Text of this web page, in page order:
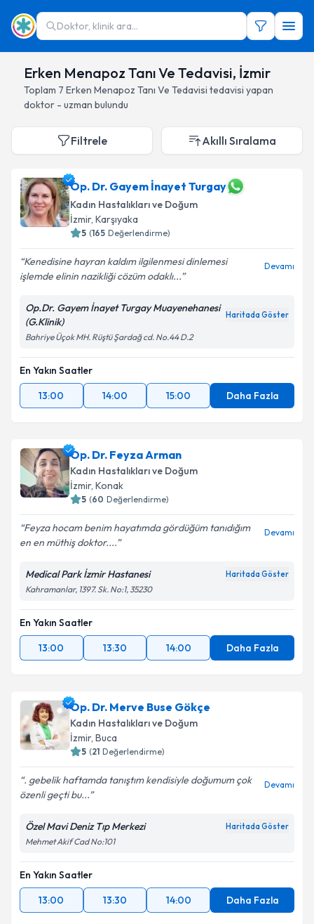
Doktor, klinik ara...
Erken Menapoz Tanı Ve Tedavisi, İzmir
Toplam 7 Erken Menapoz Tanı Ve Tedavisi tedavisi yapan
doktor - uzman bulundu
Filtrele Akıllı Sıralama
Op. Dr. Gayem İnayet Turgay
Kadın Hastalıkları ve Doğum
İzmir, Karşıyaka
5 (165 Değerlendirme)
Kenedisine hayran kaldım ilgilenmesi dinlemesi
işlemde elinin nazikliği cözüm odaklı...
Devamı
Op.Dr. Gayem İnayet Turgay Muayenehanesi
(G.Klinik)
Haritada Göster
Bahriye Üçok MH. Rüştü Şardağ cd. No.44 D.2
En Yakın Saatler
13:00
14:00 15:00 Daha Fazla
Op. Dr. Feyza Arman
Kadın Hastalıkları ve Doğum
İzmir, Konak
5 (60 Değerlendirme)
Feyza hocam benim hayatımda gördüğüm tanıdığım
en en müthiş doktor....
Devamı
Medical Park İzmir Hastanesi Haritada Göster
Kahramanlar, 1397. Sk. No:1, 35230
En Yakın Saatler
13:00
13:30 14:00 Daha Fazla
Op. Dr. Merve Buse Gökçe
Kadın Hastalıkları ve Doğum
İzmir, Buca
5 (21 Değerlendirme)
. gebelik haftamda tanıştım kendisiyle doğumum çok
özenli geçti bu...
Devamı
Özel Mavi Deniz Tıp Merkezi Haritada Göster
Mehmet Akif Cad No:101
En Yakın Saatler
13:00
13:30 14:00 Daha Fazla